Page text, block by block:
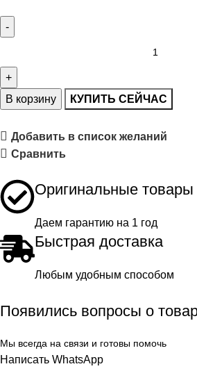
В корзину КУПИТЬ СЕЙЧАС
Добавить в список желаний
Сравнить
Оригинальные товары
Даем гарантию на 1 год
Быстрая доставка
Любым удобным способом
Появились вопросы о
Мы всегда на связи и готовы помочь
Написать WhatsApp